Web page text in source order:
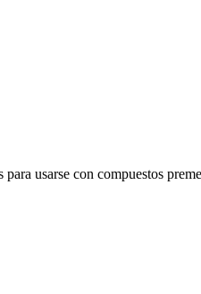
para usarse con compuestos